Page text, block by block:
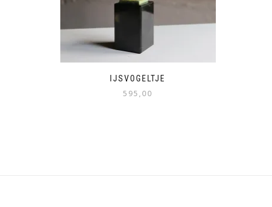
IJSVOGELTJE
595,00